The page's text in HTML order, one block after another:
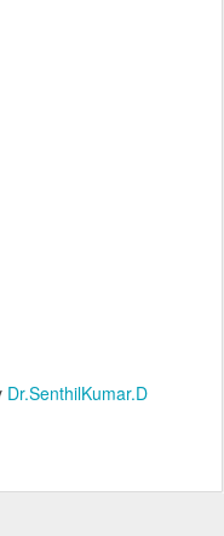
Dr.SenthilKumar.D